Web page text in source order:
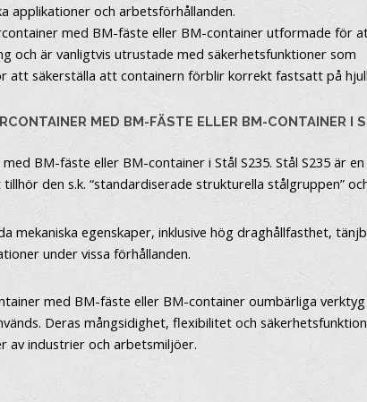
applikationer och arbetsförhållanden.
med BM-fäste eller BM-container utformade
och är vanligtvis utrustade med säkerhetsfunktioner som
att säkerställa att containern förblir korrekt fastsatt på
MED BM-FÄSTE ELLER BM-CONTAINER I
BM-fäste eller BM-container i Stål S235. Stål S235 är
den s.k. “standardiserade strukturella stålgruppen”
mekaniska egenskaper, inklusive hög draghållfasthet,
under vissa förhållanden.
med BM-fäste eller BM-container oumbärliga
Deras mångsidighet, flexibilitet och
av industrier och arbetsmiljöer.